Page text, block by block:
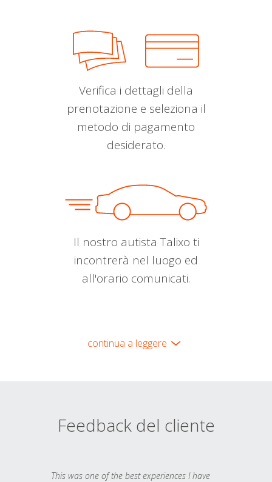
Verifica i dettagli della
prenotazione e seleziona il
metodo di pagamento
desiderato.
Il nostro autista Talixo ti
incontrerà nel luogo ed
all'orario comunicati.
continua a leggere
Feedback del cliente
This was one of the best experiences I have